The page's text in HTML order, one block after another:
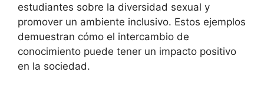
estudiantes sobre la diversidad sexual y
promover un ambiente inclusivo. Estos ejemplos
demuestran cómo el intercambio de
conocimiento puede tener un impacto positivo
en la sociedad.